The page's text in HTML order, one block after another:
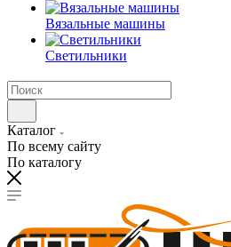
Вязальные машины
Светильники
Каталог
По всему сайту
По каталогу